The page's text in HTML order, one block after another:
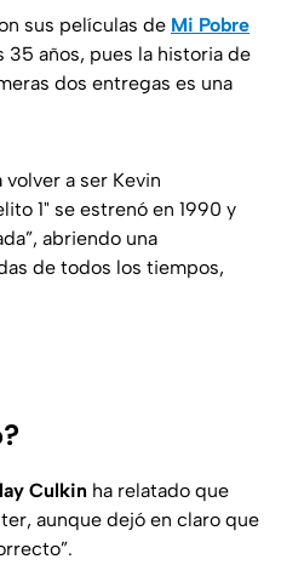
sus películas de Mi Pobre
35 años, pues la historia de
dos entregas es una
a ser Kevin
1" se estrenó en 1990 y
abriendo una
de todos los tiempos,
Culkin ha relatado que
aunque dejó en claro que